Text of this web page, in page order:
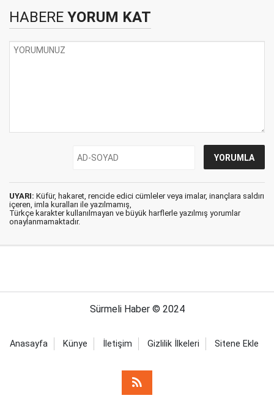
HABERE YORUM KAT
UYARI: Küfür, hakaret, rencide edici cümleler veya imalar, inançlara saldırı
içeren, imla kuralları ile yazılmamış,
Türkçe karakter kullanılmayan ve büyük harflerle yazılmış yorumlar
onaylanmamaktadır.
Sürmeli Haber © 2024
Anasayfa Künye İletişim Gizlilik İlkeleri Sitene Ekle